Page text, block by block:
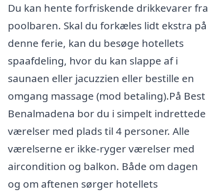
Du kan hente forfriskende drikkevarer fra
poolbaren. Skal du forkæles lidt ekstra på
denne ferie, kan du besøge hotellets
spaafdeling, hvor du kan slappe af i
saunaen eller jacuzzien eller bestille en
omgang massage (mod betaling).På Best
Benalmadena bor du i simpelt indrettede
værelser med plads til 4 personer. Alle
værelserne er ikke-ryger værelser med
aircondition og balkon. Både om dagen
og om aftenen sørger hotellets